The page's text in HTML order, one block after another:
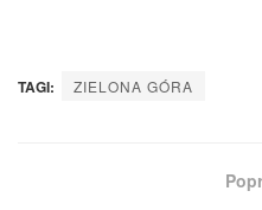
TAGI: ZIELONA GÓRA